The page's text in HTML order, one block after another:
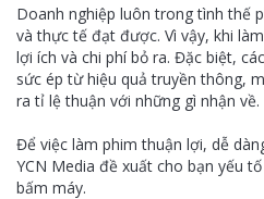
Doanh nghiệp luôn trong tình thế
và thực tế đạt được. Vì vậy, khi
lợi ích và chi phí bỏ ra. Đặc biệt,
sức ép từ hiệu quả truyền thông,
ra tỉ lệ thuận với những gì nhận về.
Để việc làm phim thuận lợi, dễ
YCN Media đề xuất cho bạn yếu
bấm máy.